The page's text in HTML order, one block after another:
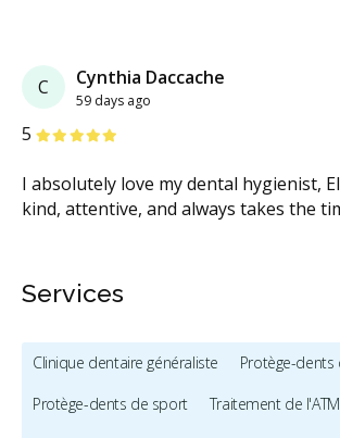
C Cynthia Daccache
59 days ago
5 étoiles
I absolutely love my dental hygienist,
kind, attentive, and always takes the
étoiles
étoiles
étoiles
étoiles
Services
Clinique dentaire généraliste
Protège-dents
Protège-dents de sport
Traitement de l'ATM